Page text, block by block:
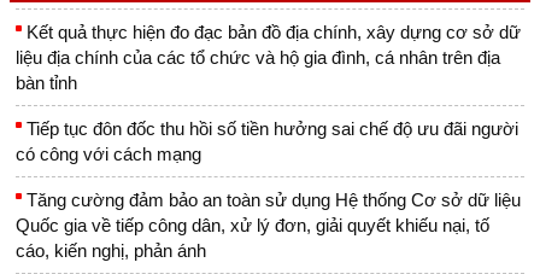
KINH TẾ - VĂN HÓA - XÃ HỘI
QUỐC PHÒNG - AN NINH
Kết quả thực hiện đo đạc bản đồ địa chính, xây dựng cơ sở dữ
liệu địa chính của các tổ chức và hộ gia đình, cá nhân trên địa
bàn tỉnh
Tiếp tục đôn đốc thu hồi số tiền hưởng sai chế độ ưu đãi người
có công với cách mạng
Tăng cường đảm bảo an toàn sử dụng Hệ thống Cơ sở dữ liệu
Quốc gia về tiếp công dân, xử lý đơn, giải quyết khiếu nại, tố
cáo, kiến nghị, phản ánh